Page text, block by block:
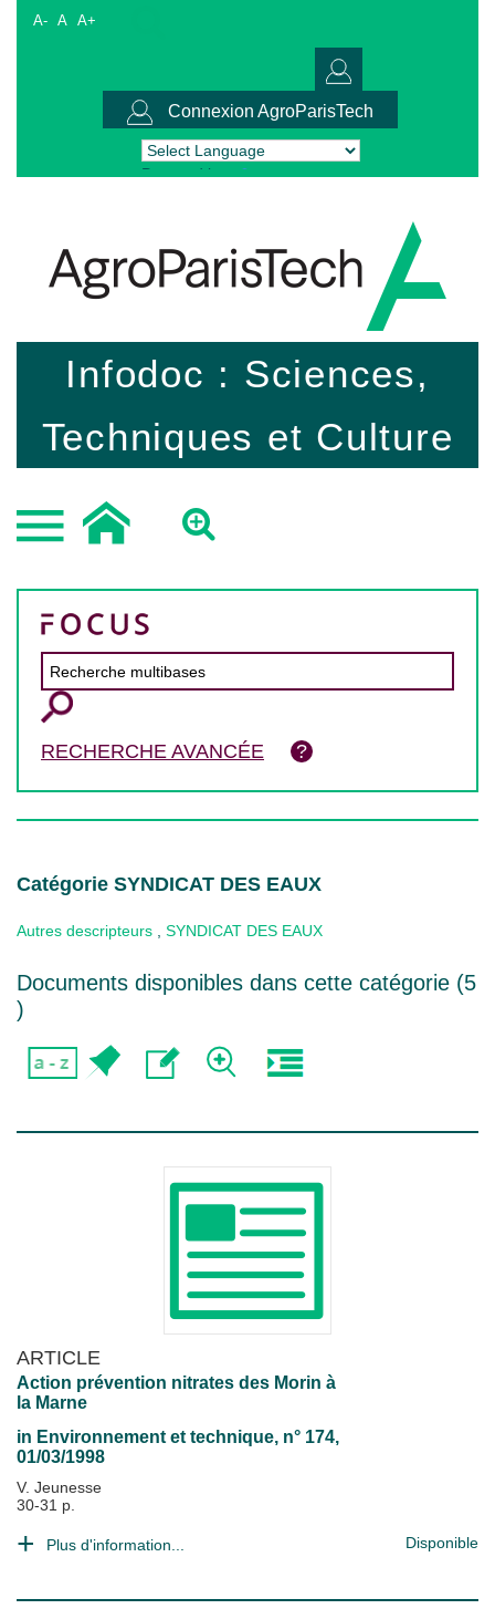
A- A A+
Connexion AgroParisTech
Powered by Translate
Infodoc : Sciences,
Techniques et Culture
RECHERCHE AVANCÉE
Catégorie SYNDICAT DES EAUX
Autres descripteurs SYNDICAT DES EAUX
Documents disponibles dans cette catégorie (5
)
ARTICLE
Action prévention nitrates des Morin à
la Marne
in Environnement et technique, n° 174,
01/03/1998
V. Jeunesse
30-31 p.
Plus d'information... Disponible